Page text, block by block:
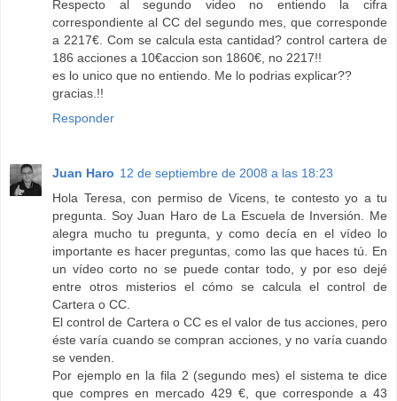
Respecto al segundo video no entiendo la cifra
correspondiente al CC del segundo mes, que corresponde
a 2217€. Com se calcula esta cantidad? control cartera de
186 acciones a 10€accion son 1860€, no 2217!!
es lo unico que no entiendo. Me lo podrias explicar??
gracias.!!
Responder
Juan Haro 12 de septiembre de 2008 a las 18:23
Hola Teresa, con permiso de Vicens, te contesto yo a tu
pregunta. Soy Juan Haro de La Escuela de Inversión. Me
alegra mucho tu pregunta, y como decía en el vídeo lo
importante es hacer preguntas, como las que haces tú. En
un vídeo corto no se puede contar todo, y por eso dejé
entre otros misterios el cómo se calcula el control de
Cartera o CC.
El control de Cartera o CC es el valor de tus acciones, pero
éste varía cuando se compran acciones, y no varía cuando
se venden.
Por ejemplo en la fila 2 (segundo mes) el sistema te dice
que compres en mercado 429 €, que corresponde a 43